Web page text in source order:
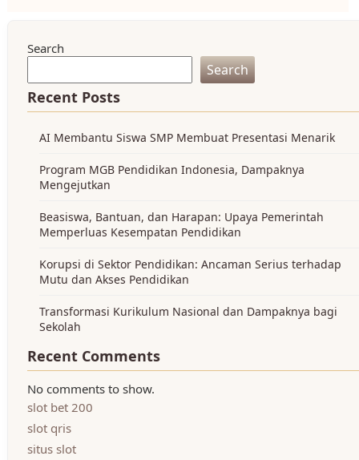
Search
Search
Recent Posts
AI Membantu Siswa SMP Membuat Presentasi Menarik
Program MGB Pendidikan Indonesia, Dampaknya
Mengejutkan
Beasiswa, Bantuan, dan Harapan: Upaya Pemerintah
Memperluas Kesempatan Pendidikan
Korupsi di Sektor Pendidikan: Ancaman Serius terhadap
Mutu dan Akses Pendidikan
Transformasi Kurikulum Nasional dan Dampaknya bagi
Sekolah
Recent Comments
No comments to show.
slot bet 200
slot qris
situs slot